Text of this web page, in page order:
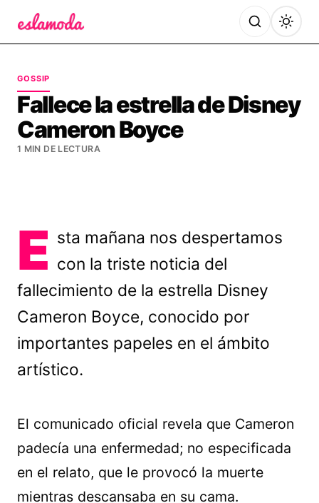
GOSSIP
Fallece la estrella de Disney
Cameron Boyce
1 MIN DE LECTURA
E sta mañana nos despertamos
con la triste noticia del
fallecimiento de la estrella Disney
Cameron Boyce, conocido por
importantes papeles en el ámbito
artístico.
El comunicado oficial revela que Cameron
padecía una enfermedad; no especificada
en el relato, que le provocó la muerte
mientras descansaba en su cama.